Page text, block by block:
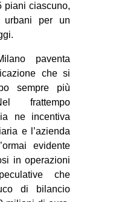
piani ciascuno,
urbani per un
paventa
che si
sempre più
frattempo
ne incentiva
e l’azienda
evidente
in operazioni
che
di bilancio